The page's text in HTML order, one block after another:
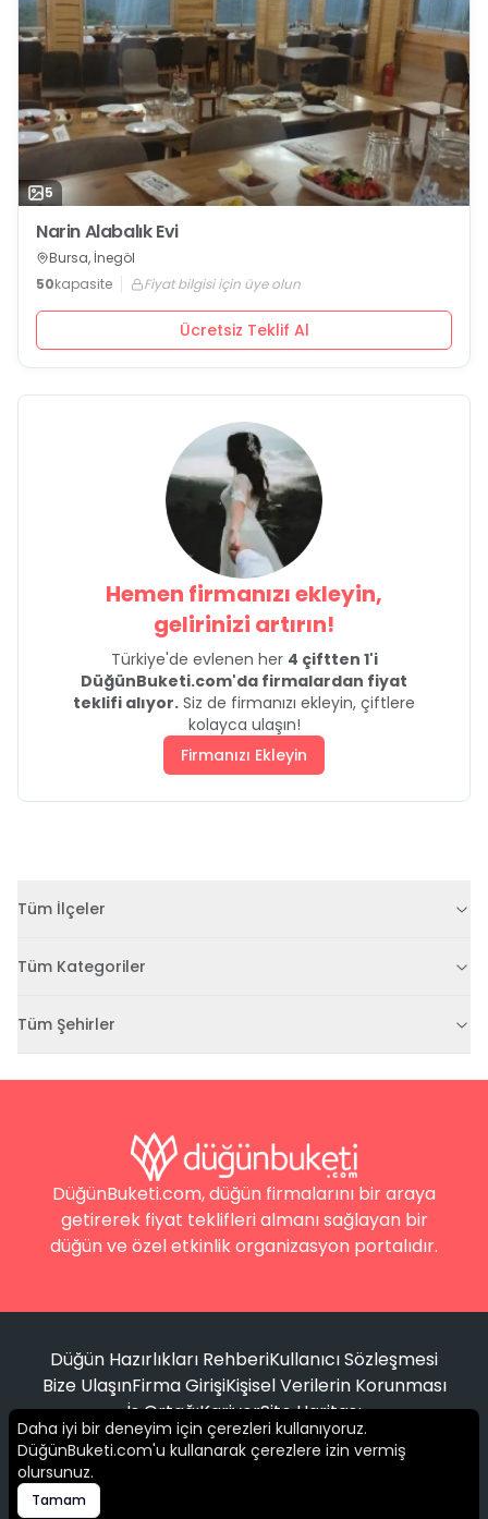
5
Narin Alabalık Evi
Bursa, İnegöl
50kapasite Fiyat bilgisi için üye olun
Ücretsiz Teklif Al
Hemen firmanızı ekleyin,
gelirinizi artırın!
Türkiye'de evlenen her 4 çiftten 1'i
DüğünBuketi.com'da firmalardan fiyat
teklifi alıyor. Siz de firmanızı ekleyin, çiftlere
kolayca ulaşın!
Firmanızı Ekleyin
Tüm İlçeler
Tüm Kategoriler
Tüm Şehirler
Filtrele
DüğünBuketi.com, düğün firmalarını bir araya
getirerek fiyat teklifleri almanı sağlayan bir
düğün ve özel etkinlik organizasyon portalıdır.
Düğün Hazırlıkları RehberiKullanıcı Sözleşmesi
Bize UlaşınFirma GirişiKişisel Verilerin Korunması
İş OrtağıKariyerSite Haritası
© 2016 -
Daha iyi bir deneyim için çerezleri kullanıyoruz.
DüğünBuketi.com'u kullanarak çerezlere izin vermiş
olursunuz.
Tamam